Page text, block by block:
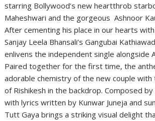
starring Bollywood’s new heartthrob
Maheshwari and the gorgeous Ashnoor
After cementing his place in our hearts
Sanjay Leela Bhansali’s Gangubai
enlivens the independent single alongside
Paired together for the first time, the
adorable chemistry of the new couple with
of Rishikesh in the backdrop. Composed
with lyrics written by Kunwar Juneja and
Tutt Gaya brings a striking visual delight